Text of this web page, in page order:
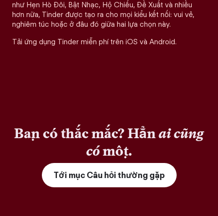
như Hẹn Hò Đôi, Bật Nhạc, Hộ Chiếu, Đề Xuất và nhiều
hơn nữa, Tinder được tạo ra cho mọi kiểu kết nối: vui vẻ,
nghiêm túc hoặc ở đâu đó giữa hai lựa chọn này.
Tải ứng dụng Tinder miễn phí trên iOS và Android.
Bạn có thắc mắc? Hẳnai cũng
cómột.
Tới mục Câu hỏi thường gặp